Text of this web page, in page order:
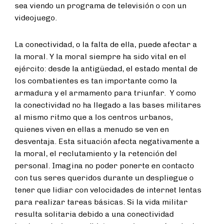
sea viendo un programa de televisión o con un
videojuego.
La conectividad, o la falta de ella, puede afectar a
la moral. Y la moral siempre ha sido vital en el
ejército: desde la antigüedad, el estado mental de
los combatientes es tan importante como la
armadura y el armamento para triunfar. Y como
la conectividad no ha llegado a las bases militares
al mismo ritmo que a los centros urbanos,
quienes viven en ellas a menudo se ven en
desventaja. Esta situación afecta negativamente a
la moral, el reclutamiento y la retención del
personal. Imagina no poder ponerte en contacto
con tus seres queridos durante un despliegue o
tener que lidiar con velocidades de internet lentas
para realizar tareas básicas. Si la vida militar
resulta solitaria debido a una conectividad